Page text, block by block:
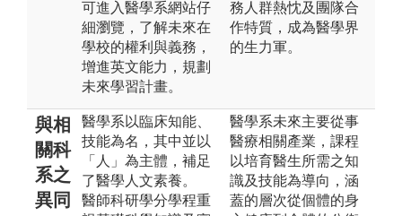
可進入醫學系網站仔
細瀏覽，了解未來在
學校的權利與義務，
增進英文能力，規劃
未來學習計畫。
務人群熱忱及團隊合
作特質，成為醫學界
的生力軍。
與相
關科
系之
異同
醫學系以臨床知能、
技能為名，其中並以
「人」為主體，補足
了醫學人文素養。
醫師科研學分學程重
醫學系未來主要從事
醫療相關產業，課程
以培育醫生所需之知
識及技能為導向，涵
蓋的層次從個體的身